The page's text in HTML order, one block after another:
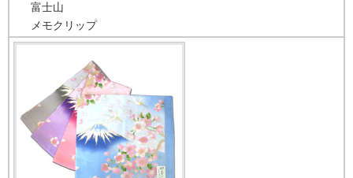
富士山
メモクリップ